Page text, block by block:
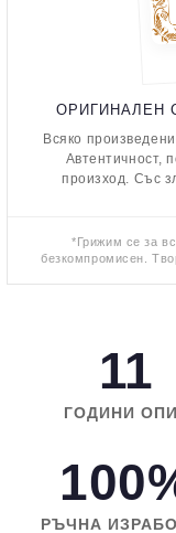
ОРИГИНАЛЕН
Всяко
Автентичност,
произход. Със
*Грижим се за
безкомпромисен.
11
ГОДИНИ
РЪЧНА